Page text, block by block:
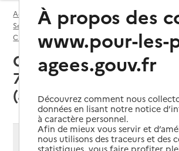
Accueil
Espace annuaire
Services autonomie à domicile (aide) par
Charente-Maritime (17)
Service autonomie à
Charente-Maritime (17)
75 services autonomie
(aide)
Modifier ma recherche
À propos des
www.pour-les-
agees.gouv.fr
Découvrez comment nous
données en lisant notre notice
à caractère personnel.
Afin de mieux vous servir et
nous utilisons des traceurs et des
statistiques, vous faire profiter